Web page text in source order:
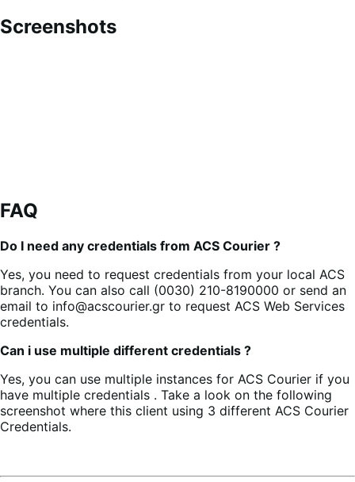
Screenshots
FAQ
Do I need any credentials from ACS Courier ?
Yes, you need to request credentials from your local ACS
branch. You can also call (0030) 210-8190000 or send an
email to info@acscourier.gr to request ACS Web Services
credentials.
Can i use multiple different credentials ?
Yes, you can use multiple instances for ACS Courier if you
have multiple credentials . Take a look on the following
screenshot where this client using 3 different ACS Courier
Credentials.